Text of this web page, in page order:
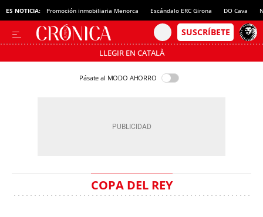
ES NOTICIA: Promoción inmobiliaria Menorca Escándalo ERC Girona DO Cava
LLEGIR EN CATALÀ
Pásate al MODO AHORRO
COPA DEL REY